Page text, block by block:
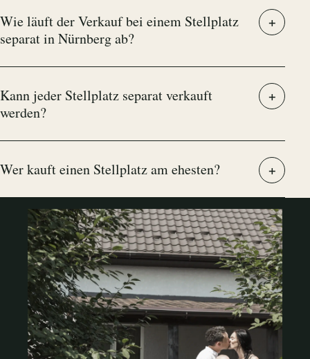
Wie läuft der Verkauf bei einem Stellplatz
separat in Nürnberg ab?
Kann jeder Stellplatz separat verkauft
werden?
Wer kauft einen Stellplatz am ehesten?